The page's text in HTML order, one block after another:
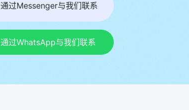
通过Messenger与我们联系
通过WhatsApp与我们联系